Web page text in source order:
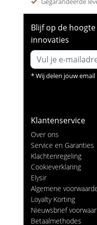
Blijf op de
innovaties
* Wij delen jouw
Klantenservice
Over ons
Service en Garanties
Klachtenregeling
Cookieverklaring
Elysir
Algemene
Loyalty Korting
Nieuwsbrief
Betaalmethodes